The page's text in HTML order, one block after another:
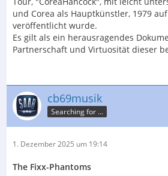
und Corea als Hauptkünstler, 1979
veröffentlicht wurde.
Es gilt als ein herausragendes
Partnerschaft und Virtuosität dieser
cb69musik
Searching for ...
1. Dezember 2025 um 19:14
The Fixx-Phantoms